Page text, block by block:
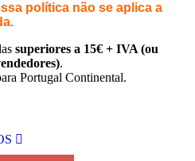
política não se aplica a
superiores a 15€ + IVA (ou
.
Portugal Continental.